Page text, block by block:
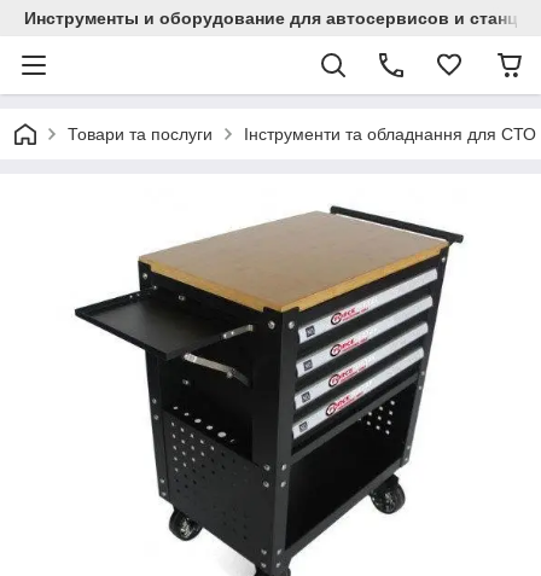
Инструменты и оборудование для автосервисов и
Товари та послуги Інструменти та обладнання для СТО